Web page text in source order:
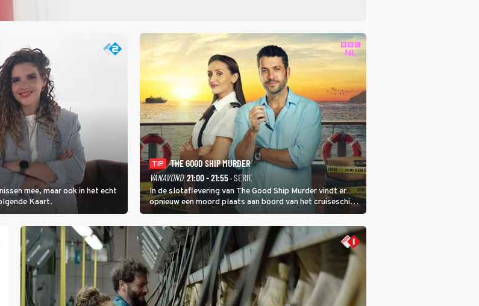
mee, maar ook in het echt
Kaart.
TIP
THE GOOD SHIP MURDER
VANAVOND 21:00 - 21:55· SERIE
In de slotaflevering van The Good Ship Murder vindt er
opnieuw een moord plaats aan boord van het cruiseschip,
waarbij dit keer een bemanningslid het slachtoffer is en
kapitein Marlowe de dader lijkt te zijn.